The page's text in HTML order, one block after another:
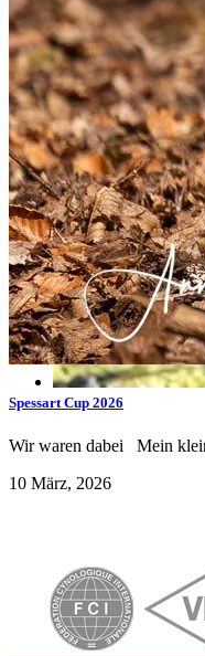
Spessart Cup 2026
Wir waren dabei Mein
10 März, 2026